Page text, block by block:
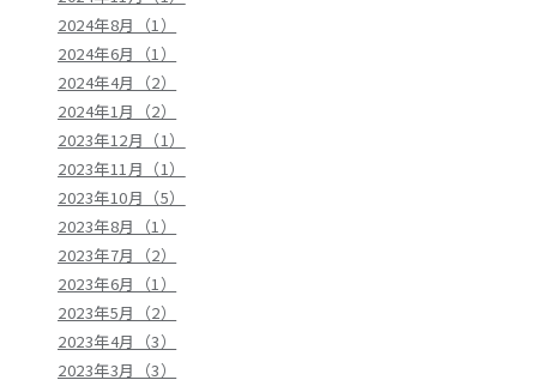
2024年8月（1）
2024年6月（1）
2024年4月（2）
2024年1月（2）
2023年12月（1）
2023年11月（1）
2023年10月（5）
2023年8月（1）
2023年7月（2）
2023年6月（1）
2023年5月（2）
2023年4月（3）
2023年3月（3）